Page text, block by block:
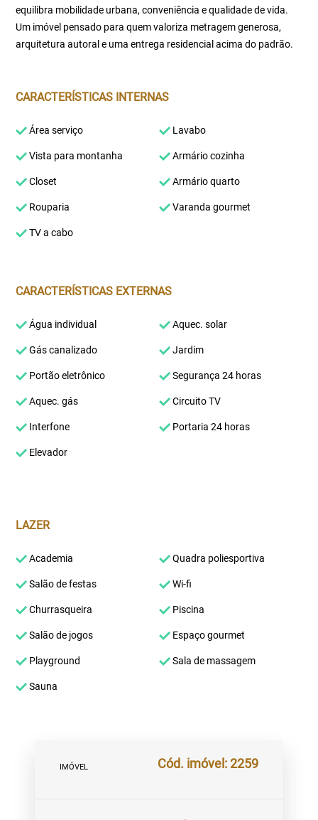
equilibra mobilidade urbana, conveniência e qualidade de vida.
Um imóvel pensado para quem valoriza metragem generosa,
arquitetura autoral e uma entrega residencial acima do padrão.
CARACTERÍSTICAS INTERNAS
Área serviço Lavabo
Vista para montanha Armário cozinha
Closet Armário quarto
Rouparia Varanda gourmet
TV a cabo
CARACTERÍSTICAS EXTERNAS
Água individual Aquec. solar
Gás canalizado Jardim
Portão eletrônico Segurança 24 horas
Aquec. gás Circuito TV
Interfone Portaria 24 horas
Elevador
LAZER
Academia Quadra poliesportiva
Salão de festas Wi-fi
Churrasqueira Piscina
Salão de jogos Espaço gourmet
Playground Sala de massagem
Sauna
IMÓVEL Cód. imóvel: 2259